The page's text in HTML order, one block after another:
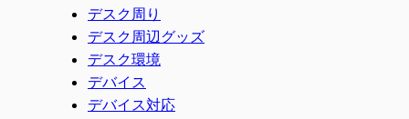
デスク周り
デスク周辺グッズ
デスク環境
デバイス
デバイス対応